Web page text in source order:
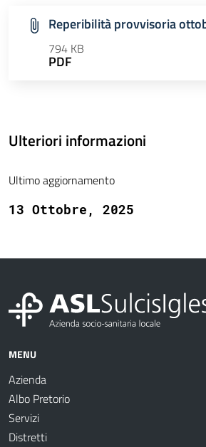
Reperibilità provvisoria
794 KB
PDF
Ulteriori informazioni
Ultimo aggiornamento
13 Ottobre, 2025
MENU
Azienda
Albo Pretorio
Servizi
Distretti